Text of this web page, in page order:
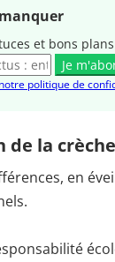
et bons
Je
politique de
de la crèche
en